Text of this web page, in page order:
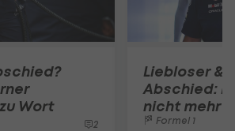
Wort
2
Liebloser &
Abschied:
nicht mehr
Formel 1